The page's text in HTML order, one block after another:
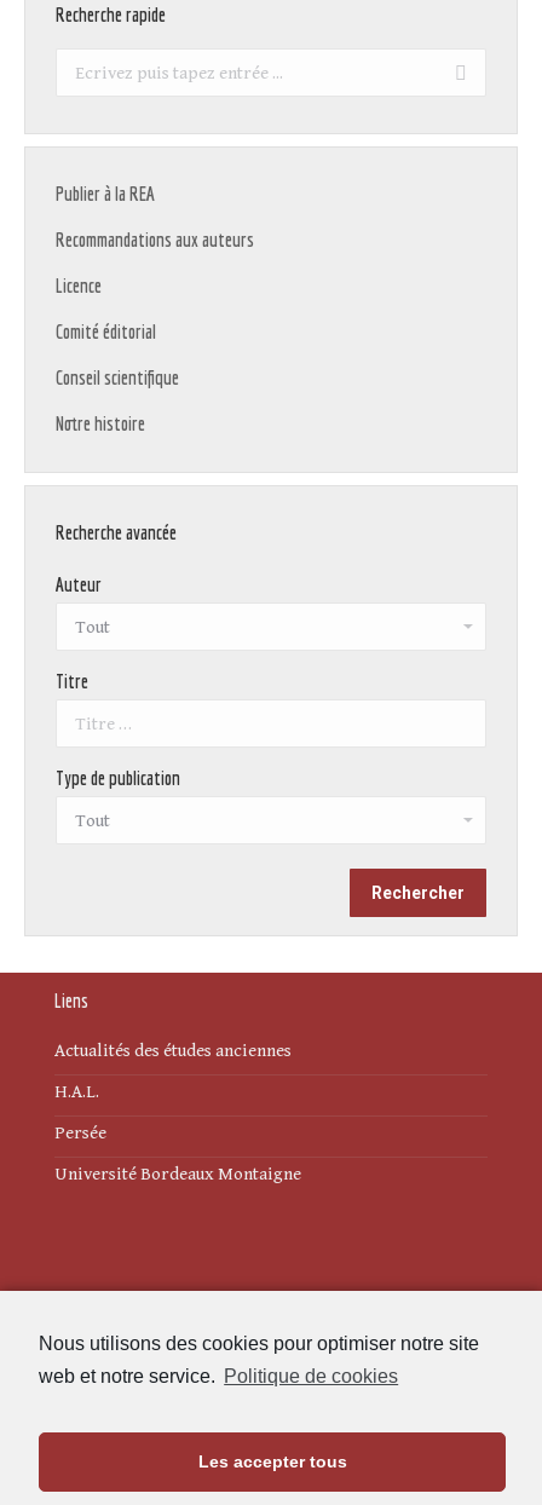
Nous utilisons des cookies pour optimiser notre site
web et notre service. Politique de cookies
Les accepter tous
Recherche rapide
Recherche
Publier à la REA
Recommandations aux auteurs
Licence
Comité éditorial
Conseil scientifique
Notre histoire
Recherche avancée
Auteur
Titre
Type de publication
Liens
Actualités des études anciennes
H.A.L.
Persée
Université Bordeaux Montaigne
Politique de cookies (UE)
Maison de l'Archéologie